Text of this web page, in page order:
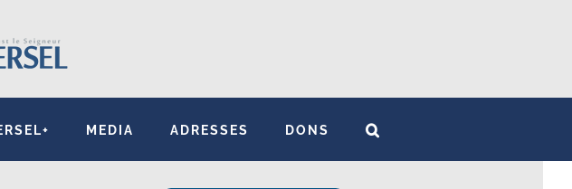
MEDIA ADRESSES DONS